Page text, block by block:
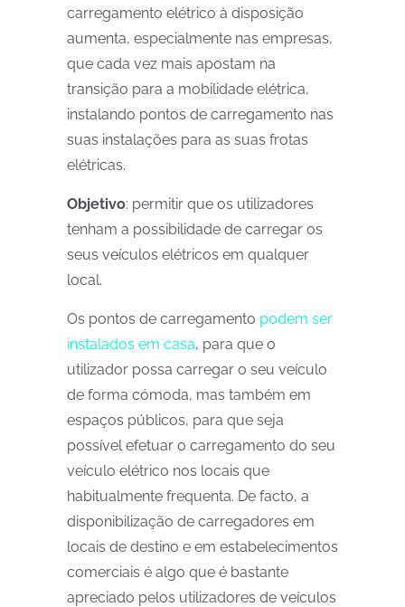
carregamento elétrico à disposição
aumenta, especialmente nas empresas,
que cada vez mais apostam na
transição para a mobilidade elétrica,
instalando pontos de carregamento nas
suas instalações para as suas frotas
elétricas.
Objetivo: permitir que os utilizadores
tenham a possibilidade de carregar os
seus veículos elétricos em qualquer
local.
Os pontos de carregamento podem ser
instalados em casa, para que o
utilizador possa carregar o seu veículo
de forma cómoda, mas também em
espaços públicos, para que seja
possível efetuar o carregamento do seu
veículo elétrico nos locais que
habitualmente frequenta. De facto, a
disponibilização de carregadores em
locais de destino e em estabelecimentos
comerciais é algo que é bastante
apreciado pelos utilizadores de veículos